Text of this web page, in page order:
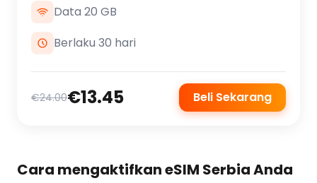
Data 20 GB
Berlaku 30 hari
€24.00€13.45 Beli Sekarang
Cara mengaktifkan eSIM Serbia Anda